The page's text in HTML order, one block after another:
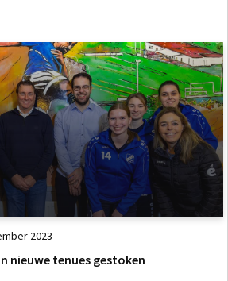
2023
nieuwe tenues gestoken